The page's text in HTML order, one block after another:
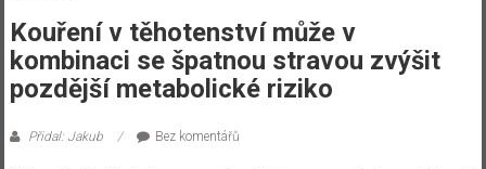
Kouření v těhotenství může v
kombinaci se špatnou stravou zvýšit
pozdější metabolické riziko
Přidal: Jakub Bez komentářů